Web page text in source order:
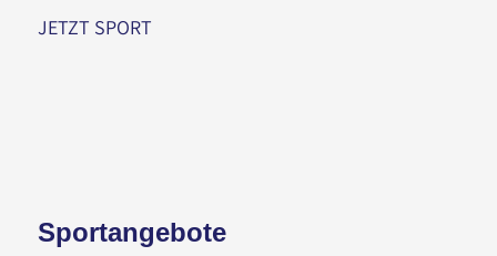
JETZT SPORT
Sportangebote